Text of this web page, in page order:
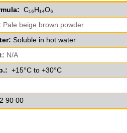
C₁₆H₁₄O₆
Pale beige brown powder
Soluble in hot water
N/A
+15°C to +30°C
90 00